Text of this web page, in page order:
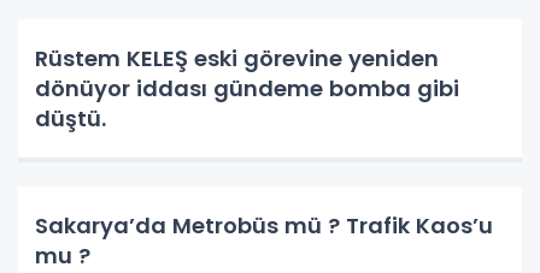
Rüstem KELEŞ eski görevine yeniden
dönüyor iddası gündeme bomba gibi
düştü.
Sakarya’da Metrobüs mü ? Trafik Kaos’u
mu ?